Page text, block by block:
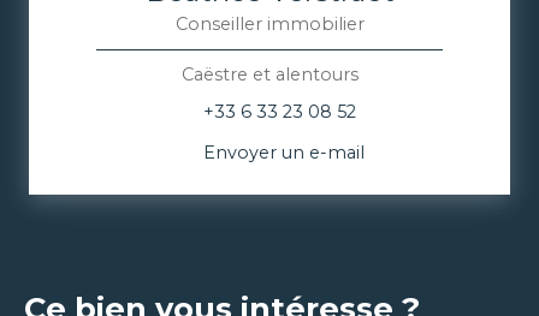
Conseiller immobilier
Caëstre et alentours
+33 6 33 23 08 52
Envoyer un e-mail
Ce bien vous intéresse ?